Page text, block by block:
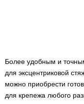
Более удобным и
для эксцентриковой
можно приобрести
для крепежа любого